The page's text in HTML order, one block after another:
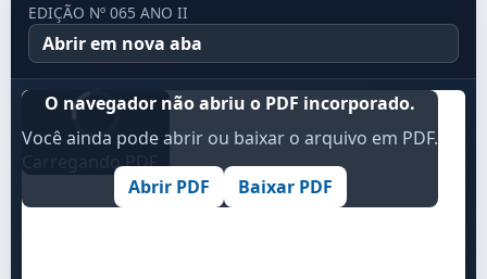
EDIÇÃO Nº 065 ANO II
Abrir em nova aba
Carregando PDF...
O navegador não abriu o PDF incorporado.
Você ainda pode abrir ou baixar o arquivo em PDF.
Abrir PDF Baixar PDF